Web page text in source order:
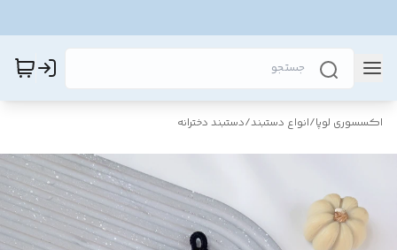
اکسسوری لوپا/انواع دستبند/دستبند دخترانه